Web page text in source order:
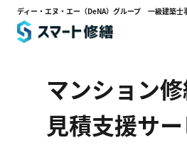
ディー・エヌ・エー（DeNA）グループ 一級建築士
スマート修繕とは
コスト削減事例
マンション
見積支援サ